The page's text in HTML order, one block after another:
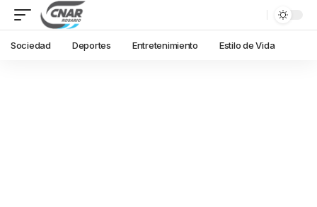
Sociedad Deportes Entretenimiento Estilo de Vida